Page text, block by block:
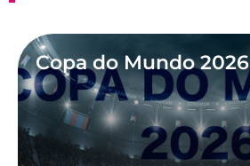
Copa do Mundo 2026